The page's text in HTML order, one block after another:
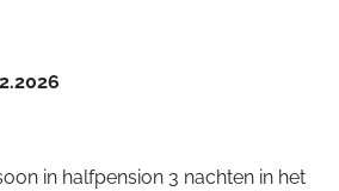
in halfpension 3 nachten in het